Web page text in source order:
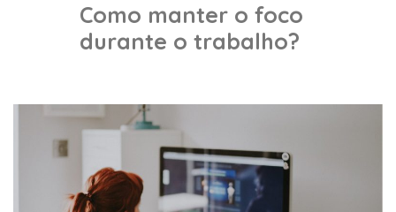
Como manter o foco
durante o trabalho?